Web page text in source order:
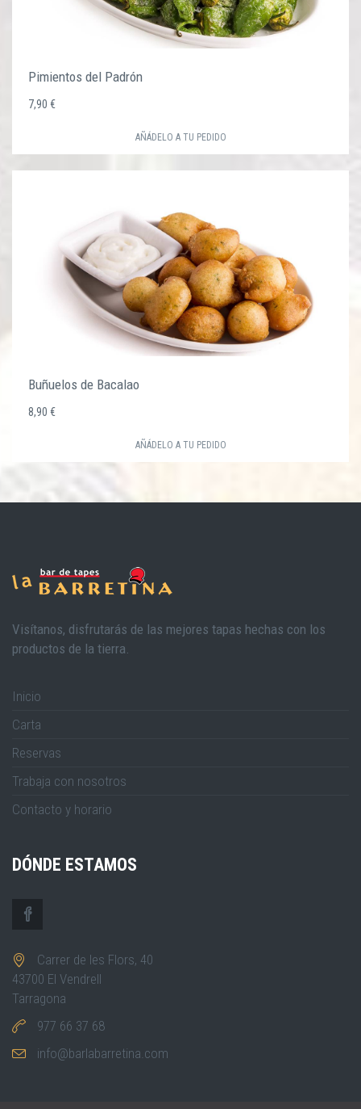
Pimientos del Padrón
7,90 €
AÑÁDELO A TU PEDIDO
Buñuelos de Bacalao
8,90 €
AÑÁDELO A TU PEDIDO
Visítanos, disfrutarás de las mejores tapas hechas con los
productos de la tierra.
Inicio
Carta
Reservas
Trabaja con nosotros
Contacto y horario
DÓNDE ESTAMOS
Carrer de les Flors, 40
43700 El Vendrell
Tarragona
977 66 37 68
info@barlabarretina.com